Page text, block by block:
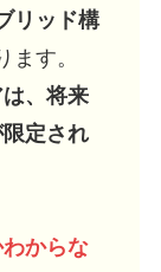
リッド構
す。
、将来
定され
からな